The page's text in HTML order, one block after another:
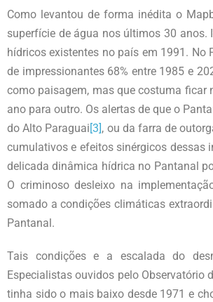
Como levantou de forma inédita o
superfície de água nos últimos 30 anos.
hídricos existentes no país em 1991. No
de impressionantes 68% entre 1985 e
como paisagem, mas que costuma ficar
ano para outro. Os alertas de que o
do Alto Paraguai [3] , ou da farra de
cumulativos e efeitos sinérgicos dessas
delicada dinâmica hídrica no Pantanal
O criminoso desleixo na
somado a condições climáticas
Pantanal.
Tais condições e a escalada do
Especialistas ouvidos pelo Observatório
tinha sido o mais baixo desde 1971 e